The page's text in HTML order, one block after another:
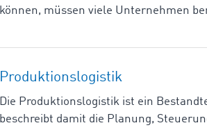
können, müssen viele Unternehmen
Produktionslogistik
Die Produktionslogistik ist ein
beschreibt damit die Planung,